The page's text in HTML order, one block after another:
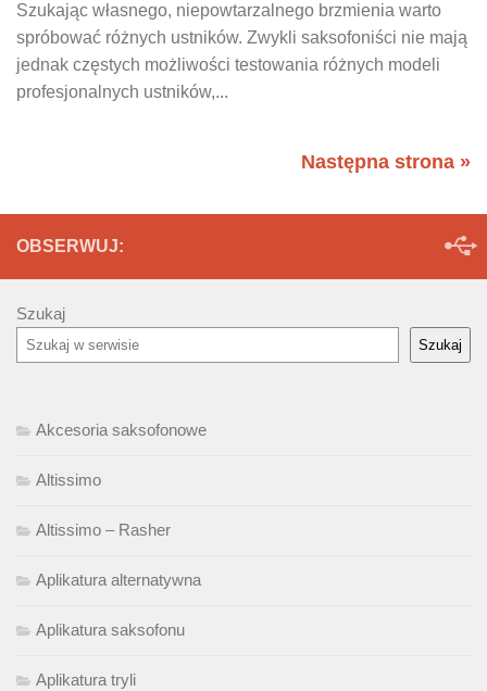
Szukając własnego, niepowtarzalnego brzmienia warto
spróbować różnych ustników. Zwykli saksofoniści nie mają
jednak częstych możliwości testowania różnych modeli
profesjonalnych ustników,...
Następna strona »
OBSERWUJ:
Szukaj
Szukaj
Akcesoria saksofonowe
Altissimo
Altissimo – Rasher
Aplikatura alternatywna
Aplikatura saksofonu
Aplikatura tryli